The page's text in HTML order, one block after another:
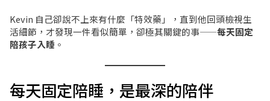
Kevin 自己卻說不上來有什麼「特效藥」，直到他回頭檢視生
活細節，才發現一件看似簡單，卻極其關鍵的事——每天固定
陪孩子入睡。
每天固定陪睡，是最深的陪伴